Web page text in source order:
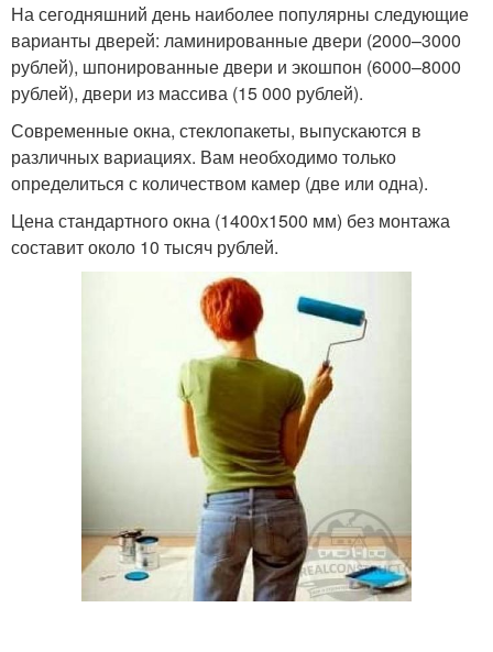
На сегодняшний день наиболее популярны следующие
варианты дверей: ламинированные двери (2000–3000
рублей), шпонированные двери и экошпон (6000–8000
рублей), двери из массива (15 000 рублей).
Современные окна, стеклопакеты, выпускаются в
различных вариациях. Вам необходимо только
определиться с количеством камер (две или одна).
Цена стандартного окна (1400х1500 мм) без монтажа
составит около 10 тысяч рублей.